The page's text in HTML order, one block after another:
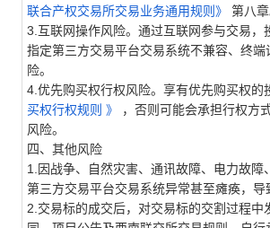
联合产权交易所交易业务通用规则》
第八章
3.互联网操作风险。 通过互联网参与交易，
指定第三方交易平台交易系统不兼容、 终端
险。
4. 优先购买权行权风险。 享有优先购买权的
买权行权规则 》
，否则可能会承担行权方
风险。
四、其他风险
1. 因战争、自然灾害、 通讯故障、电力故障
第三方交易平台交易系统异常甚至瘫痪，导
2.交易标的成交后，对交易标的交割过程